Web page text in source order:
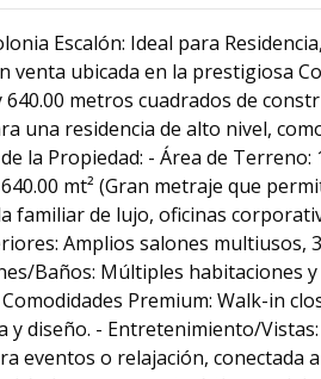
Escalón: Ideal para
ubicada en la prestigiosa
metros cuadrados de
una residencia de alto nivel,
la Propiedad: - Área de
mt² (Gran metraje que
familiar de lujo, oficinas
Amplios salones multiusos,
Baños: Múltiples habitaciones
Premium: Walk-in
diseño. - Entretenimiento/
eventos o relajación, conectada